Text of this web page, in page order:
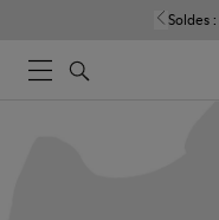
Soldes :